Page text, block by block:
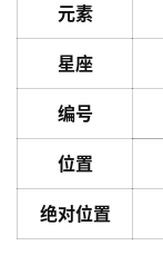
元素
星座
编号
位置
绝对位置